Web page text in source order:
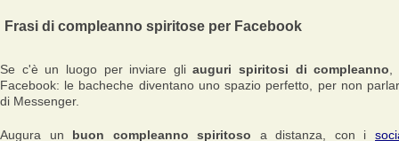
Frasi di compleanno spiritose per Facebook
Se c'è un luogo per inviare gliauguri spiritosi di compleanno
Facebook: le bacheche diventano uno spazio perfetto, per non
di Messenger.
Augura un buon compleanno spiritoso a distanza, con i